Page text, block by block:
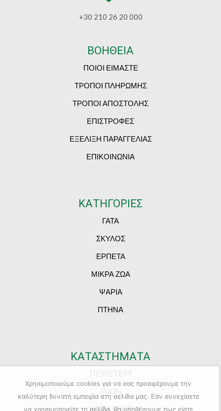
+30 210 26 20 000
ΒΟΗΘΕΙΑ
ΠΟΙΟΙ ΕΙΜΑΣΤΕ
ΤΡΟΠΟΙ ΠΛΗΡΩΜΗΣ
ΤΡΟΠΟΙ ΑΠΟΣΤΟΛΗΣ
ΕΠΙΣΤΡΟΦΕΣ
ΕΞΕΛΙΞΗ ΠΑΡΑΓΓΕΛΙΑΣ
ΕΠΙΚΟΙΝΩΝΙΑ
ΚΑΤΗΓΟΡΙΕΣ
ΓΑΤΑ
ΣΚΥΛΟΣ
ΕΡΠΕΤΑ
ΜΙΚΡΑ ΖΩΑ
ΨΑΡΙΑ
ΠΤΗΝΑ
ΚΑΤΑΣΤΗΜΑΤΑ
ΚΑΜΑΤΕΡΟ
Χρησιμοποιούμε cookies για να σας προσφέρουμε την
καλύτερη δυνατή εμπειρία στη σελίδα μας. Εάν συνεχίσετε
να χρησιμοποιείτε τη σελίδα, θα υποθέσουμε πως είστε